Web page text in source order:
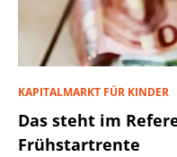
KAPITALMARKT FÜR KINDER
Das steht im
Frühstartrente